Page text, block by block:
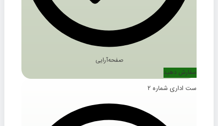
صفحه‌آرایی
سفارش دهید
ست اداری شماره ۲